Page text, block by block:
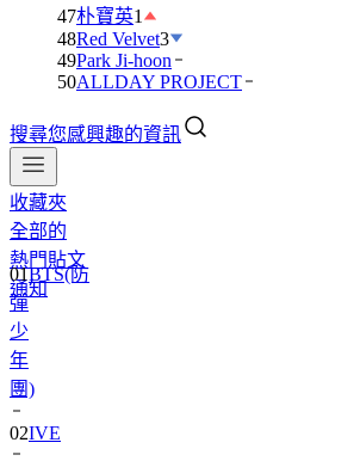
47朴寶英1
48Red Velvet3
49Park Ji-hoon
50ALLDAY PROJECT
搜尋您感興趣的資訊
收藏夾
全部的
熱門貼文
通知
01BTS(防
彈
少
年
團)
02IVE
03DAY6